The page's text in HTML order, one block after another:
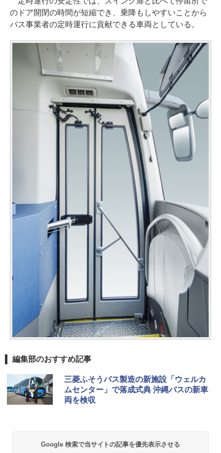
のドア開閉の時間が短縮でき、乗降もしやすいことから
バス事業者の定時運行に貢献できる車両としている。
編集部のおすすめ記事
三菱ふそうバス製造の新施設「ウェルカ
ムセンター」で落成式典 沖縄バスの新車
両を検収
Google 検索で当サイトの記事を優先表示させる